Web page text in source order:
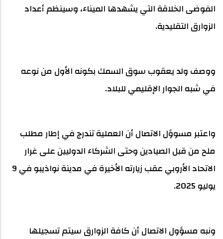
الفوضى الخلاقة التي يشهدها الميناء، وسينظم أعداد
الزوارق التقليدية.
ووصف ولد يعقوب سوق السمك بكونه الأول من نوعه
في شبه الجوار الإقليمي للبلاد.
واعتبر مسوؤل الاتصال أن العملية تندرج في إطار مطلب
ملح من قبل الصيادين وحتى الشركاء الدوليين على غرار
الاتحاد الأروبي عقب زيارته الأخيرة في مدينة نواذيبو في 9
يوليو 2025.
ونبه مسؤول الاتصال أن كافة الزوارق سيتم تسجيلها